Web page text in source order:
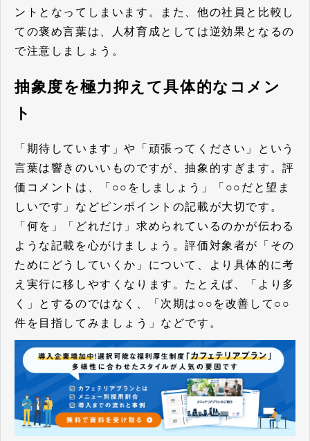
ントとなってしまいます。また、他の社員と比較し
ての褒め言葉は、人材育成としては逆効果となるの
で注意しましょう。
抽象度を極力抑えて具体的なコメン
ト
「期待しています」や「頑張ってください」という
言葉は響きのいいものですが、抽象的すぎます。評
価コメントは、「○○をしましょう」「○○だと望ま
しいです」など ピンポイントの記載が大切です。
「何を」「どれだけ」求められているのかが伝わる
ような記載 を心がけましょう。評価対象者が「その
ためにどうしていくか」について、より具体的に考
え実行に移しやすくなります。たとえば、「より多
く」とするのではなく、「次期は○○を改善して○○
件を目指してみましょう」などです。